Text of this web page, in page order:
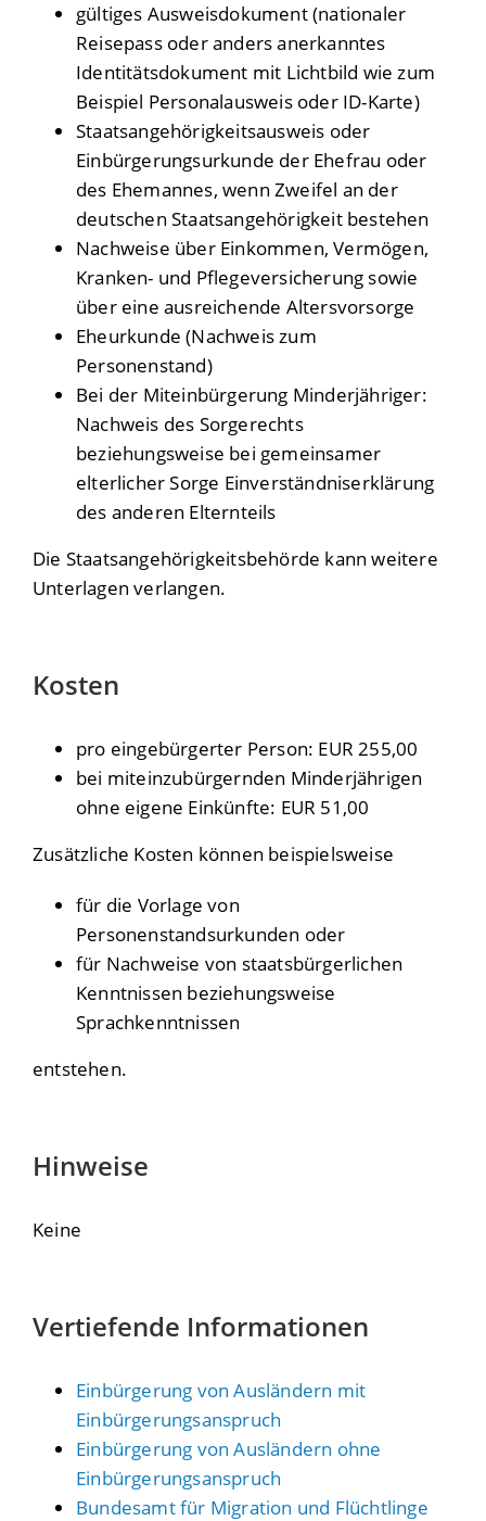
gültiges Ausweisdokument (nationaler
Reisepass oder anders anerkanntes
Identitätsdokument mit Lichtbild wie zum
Beispiel Personalausweis oder ID-Karte)
Staatsangehörigkeitsausweis oder
Einbürgerungsurkunde der Ehefrau oder
des Ehemannes, wenn Zweifel an der
deutschen Staatsangehörigkeit bestehen
Nachweise über Einkommen, Vermögen,
Kranken- und Pflegeversicherung sowie
über eine ausreichende Altersvorsorge
Eheurkunde (Nachweis zum
Personenstand)
Bei der Miteinbürgerung Minderjähriger:
Nachweis des Sorgerechts
beziehungsweise bei gemeinsamer
elterlicher Sorge Einverständniserklärung
des anderen Elternteils
Die Staatsangehörigkeitsbehörde kann weitere
Unterlagen verlangen.
Kosten
pro eingebürgerter Person: EUR 255,00
bei miteinzubürgernden Minderjährigen
ohne eigene Einkünfte: EUR 51,00
Zusätzliche Kosten können beispielsweise
für die Vorlage von
Personenstandsurkunden oder
für Nachweise von staatsbürgerlichen
Kenntnissen beziehungsweise
Sprachkenntnissen
entstehen.
Hinweise
Keine
Vertiefende Informationen
Einbürgerung von Ausländern mit
Einbürgerungsanspruch
Einbürgerung von Ausländern ohne
Einbürgerungsanspruch
Bundesamt für Migration und Flüchtlinge